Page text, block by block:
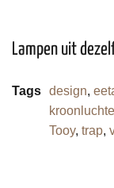
Lampen uit
Tags design,
Tooy, trap,